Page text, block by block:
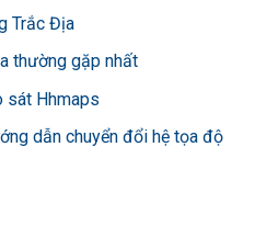
Trắc Địa
thường gặp nhất
sát Hhmaps
dẫn chuyển đổi hệ tọa độ